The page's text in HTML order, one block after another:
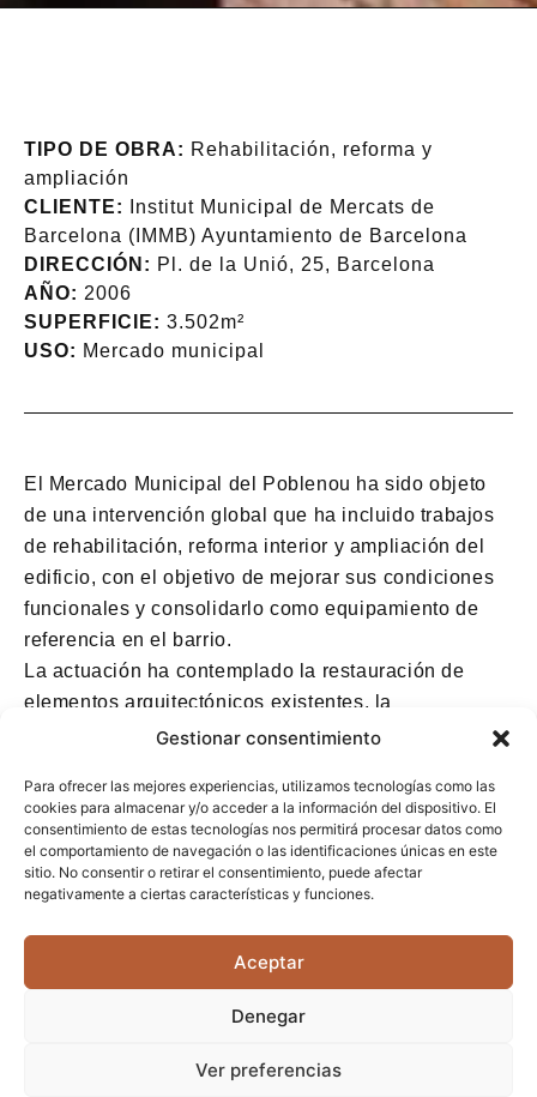
Gestionar consentimiento
Para ofrecer las mejores experiencias, utilizamos tecnologías como las
cookies para almacenar y/o acceder a la información del dispositivo. El
consentimiento de estas tecnologías nos permitirá procesar datos como
el comportamiento de navegación o las identificaciones únicas en este
sitio. No consentir o retirar el consentimiento, puede afectar
negativamente a ciertas características y funciones.
Aceptar
Denegar
Ver preferencias
TIPO DE OBRA: Rehabilitación, reforma y
ampliación
CLIENTE:
Institut Municipal de Mercats de
Barcelona (IMMB) Ayuntamiento de Barcelona
DIRECCIÓN: Pl. de la Unió, 25, Barcelona
AÑO: 2006
SUPERFICIE: 3.502m²
USO: Mercado municipal
El Mercado Municipal del Poblenou ha sido objeto
de una intervención global que ha incluido trabajos
de rehabilitación, reforma interior y ampliación del
edificio, con el objetivo de mejorar sus condiciones
funcionales y consolidarlo como equipamiento de
referencia en el barrio.
La actuación ha contemplado la restauración de
elementos arquitectónicos existentes, la
reorganización de espacios interiores para
incorporación de nuevos volúmenes destinados a
ampliar la capacidad operativa del mercado.
El proyecto ha estado orientado a reforzar la
accesibilidad, la eficiencia energética y la
garantizando su viabilidad a largo plazo como
infraestructura clave para la vida cotidiana del